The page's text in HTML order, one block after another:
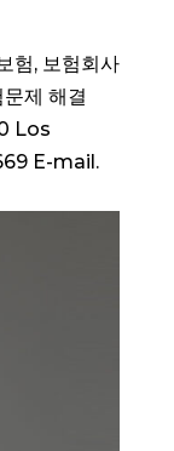
험, 보험회사
제 해결
Los
E-mail.